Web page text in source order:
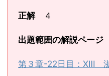
正解４
出題範囲の解説ページ
第３章-22日目：ⅩⅢ